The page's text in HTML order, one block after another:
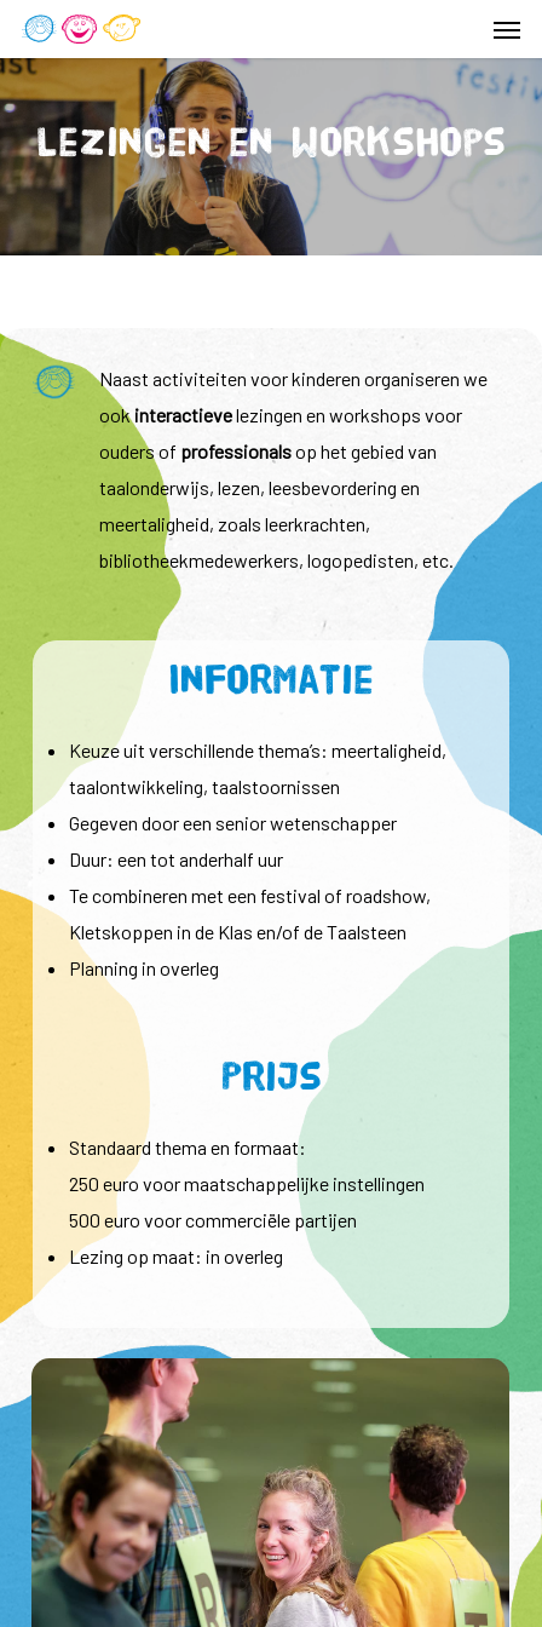
Skip
to
content
Menu
Lezingen en workshops
Naast activiteiten voor kinderen organiseren we
ookinteractievelezingen en workshops voor
ouders of professionalsop het gebied van
taalonderwijs, lezen, leesbevordering en
meertaligheid, zoals leerkrachten,
bibliotheekmedewerkers, logopedisten, etc.
Informatie
Keuze uit verschillende thema’s: meertaligheid,
taalontwikkeling, taalstoornissen
Gegeven door een senior wetenschapper
Duur: een tot anderhalf uur
Te combineren met een festival of roadshow,
Kletskoppen in de Klas en/of de Taalsteen
Planning in overleg
Prijs
Standaard thema en formaat:
250 euro voor maatschappelijke instellingen
500 euro voor commerciële partijen
Lezing op maat: in overleg